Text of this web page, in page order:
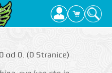
оd 0. (0 Strаnicе)